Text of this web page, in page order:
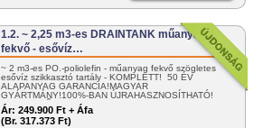
1.2. ~ 2,25 m3-es DRAINTANK műanyag -
fekvő - esővíz…
~ 2 m3-es PO.-poliolefin - műanyag fekvő szögletes
esővíz szikkasztó tartály - KOMPLETT! 50 ÉV
ALAPANYAG GARANCIA!MAGYAR
GYÁRTMÁNY!100%-BAN ÚJRAHASZNOSÍTHATÓ!
EGYSZERŰEN…
Ár: 249.900 Ft + Áfa
(Br. 317.373 Ft)